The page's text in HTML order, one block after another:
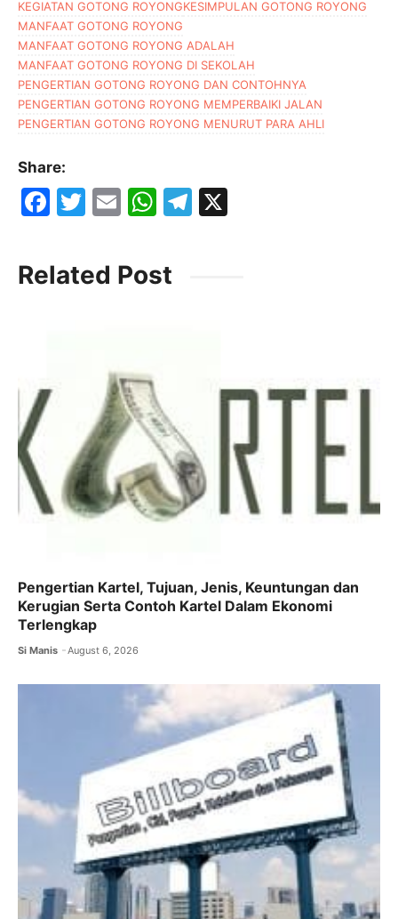
KEGIATAN GOTONG ROYONGKESIMPULAN GOTONG ROYONG
MANFAAT GOTONG ROYONG
MANFAAT GOTONG ROYONG ADALAH
MANFAAT GOTONG ROYONG DI SEKOLAH
PENGERTIAN GOTONG ROYONG DAN CONTOHNYA
PENGERTIAN GOTONG ROYONG MEMPERBAIKI JALAN
PENGERTIAN GOTONG ROYONG MENURUT PARA AHLI
Share:
F
c
e
k
T
itt
er
E
ai
l
W
at
s
T
Related Post
Pengertian Kartel, Tujuan, Jenis, Keuntungan dan
Kerugian Serta Contoh Kartel Dalam Ekonomi
Terlengkap
Si Manis August 6, 2026